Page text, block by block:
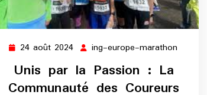
24 août 2024 24
août
2024
ing-europe-marathon
Unis par la Passion : La
Communauté des Coureurs